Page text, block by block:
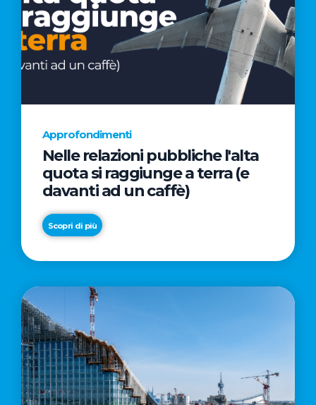
Approfondimenti
Nelle relazioni pubbliche l'alta
quota si raggiunge a terra (e
davanti ad un caffè)
Scopri di più